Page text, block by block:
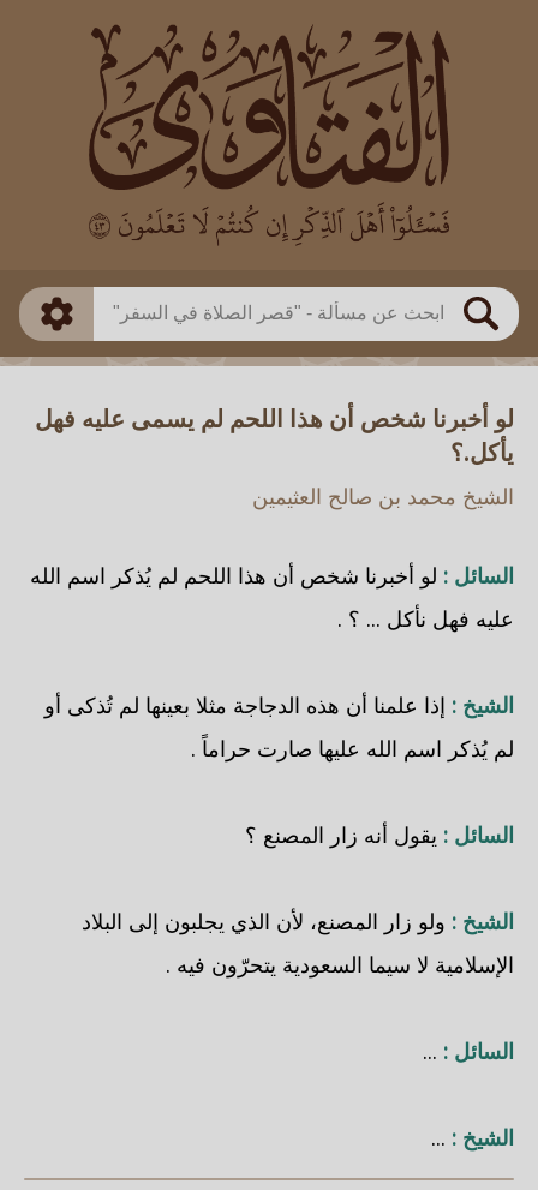
بحث
العالم
بن باز
بن العثيمين
اللجنة الدائمة
طريقة البحث
ذكي
لو أخبرنا شخص أن هذا اللحم لم يسمى عليه فهل
يأكل.؟
الشيخ محمد بن صالح العثيمين
السائل : لو أخبرنا شخص أن هذا اللحم لم يُذكر اسم الله
عليه فهل نأكل ... ؟ .
الشيخ : إذا علمنا أن هذه الدجاجة مثلا بعينها لم تُذكى أو
لم يُذكر اسم الله عليها صارت حراماً .
السائل : يقول أنه زار المصنع ؟
الشيخ : ولو زار المصنع، لأن الذي يجلبون إلى البلاد
الإسلامية لا سيما السعودية يتحرّون فيه .
السائل : ...
الشيخ : ...